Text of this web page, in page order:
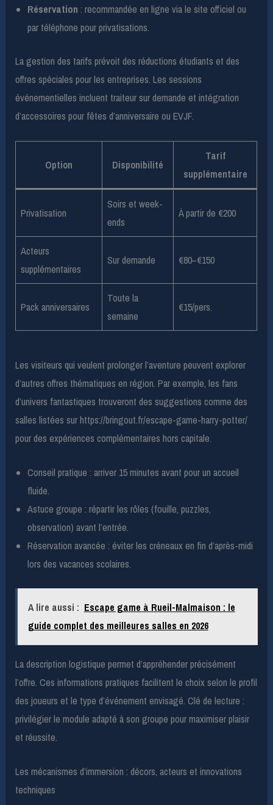
Réservation : recommandée en ligne via le site officiel ou
par téléphone pour privatisations.
La gestion des tarifs prévoit des réductions étudiants et des
offres spéciales pour les entreprises. Les sessions
événementielles incluent traiteur sur demande et intégration
d’accessoires pour fêtes d’anniversaire ou EVJF.
Option Disponibilité
Tarif
supplémentaire
Privatisation
Soirs et week-
ends
À partir de €200
Acteurs
supplémentaires
Sur demande €80–€150
Pack anniversaires
Toute la
semaine
€15/pers.
Les visiteurs qui veulent prolonger l’aventure peuvent explorer
d’autres offres thématiques en région. Par exemple, les fans
d’univers fantastiques trouveront des suggestions comme des
salles listées sur https://bringout.fr/escape-game-harry-potter/
pour des expériences complémentaires hors capitale.
Conseil pratique : arriver 15 minutes avant pour un accueil
fluide.
Astuce groupe : répartir les rôles (fouille, puzzles,
observation) avant l’entrée.
Réservation avancée : éviter les créneaux en fin d’après-midi
lors des vacances scolaires.
A lire aussi : Escape game à Rueil-Malmaison : le
guide complet des meilleures salles en 2026
La description logistique permet d’appréhender précisément
l’offre. Ces informations pratiques facilitent le choix selon le profil
des joueurs et le type d’événement envisagé. Clé de lecture :
privilégier le module adapté à son groupe pour maximiser plaisir
et réussite.
Les mécanismes d’immersion : décors, acteurs et innovations
techniques